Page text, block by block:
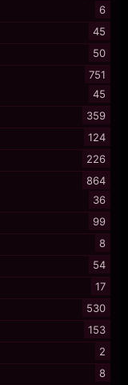
6
45
50
751
45
359
124
226
864
36
99
8
54
17
530
153
2
8